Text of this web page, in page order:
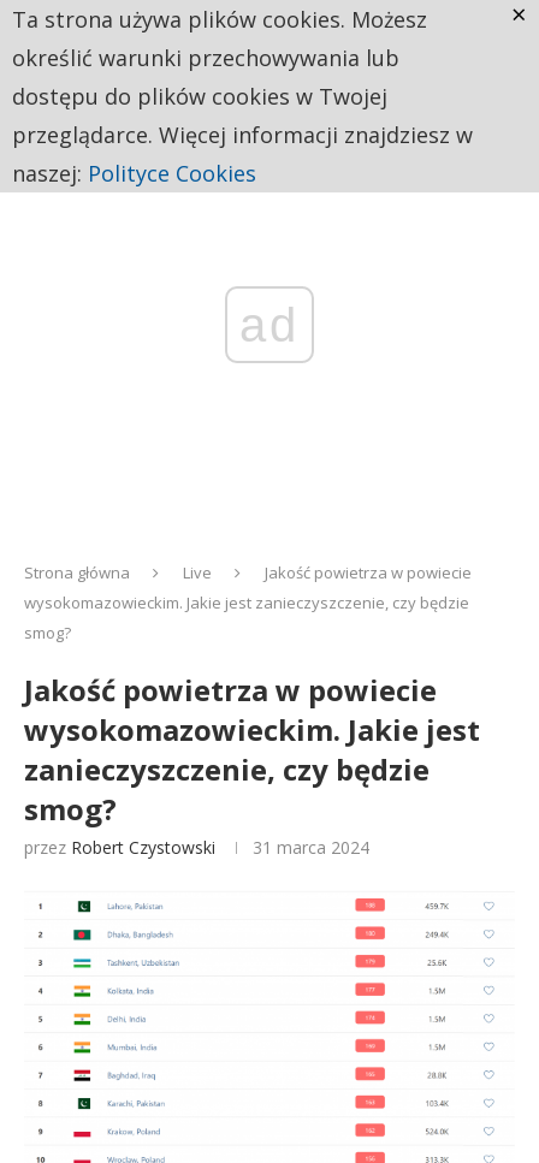
ad
Strona główna Live
Jakość powietrza w powiecie
wysokomazowieckim. Jakie jest zanieczyszczenie, czy będzie
smog?
Jakość powietrza w powiecie
wysokomazowieckim. Jakie jest
zanieczyszczenie, czy będzie
smog?
przez Robert Czystowski 31 marca 2024
Ta strona używa plików cookies. Możesz
określić warunki przechowywania lub
dostępu do plików cookies w Twojej
przeglądarce. Więcej informacji znajdziesz w
naszej: Polityce Cookies
×